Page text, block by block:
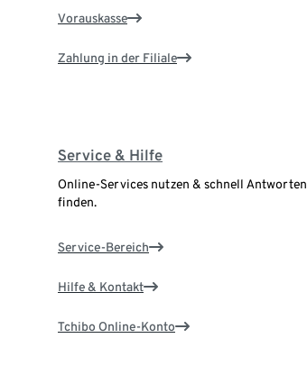
Vorauskasse
Zahlung in der Filiale
Service & Hilfe
Online-Services nutzen & schnell Antworten
finden.
Service-Bereich
Hilfe & Kontakt
Tchibo Online-Konto